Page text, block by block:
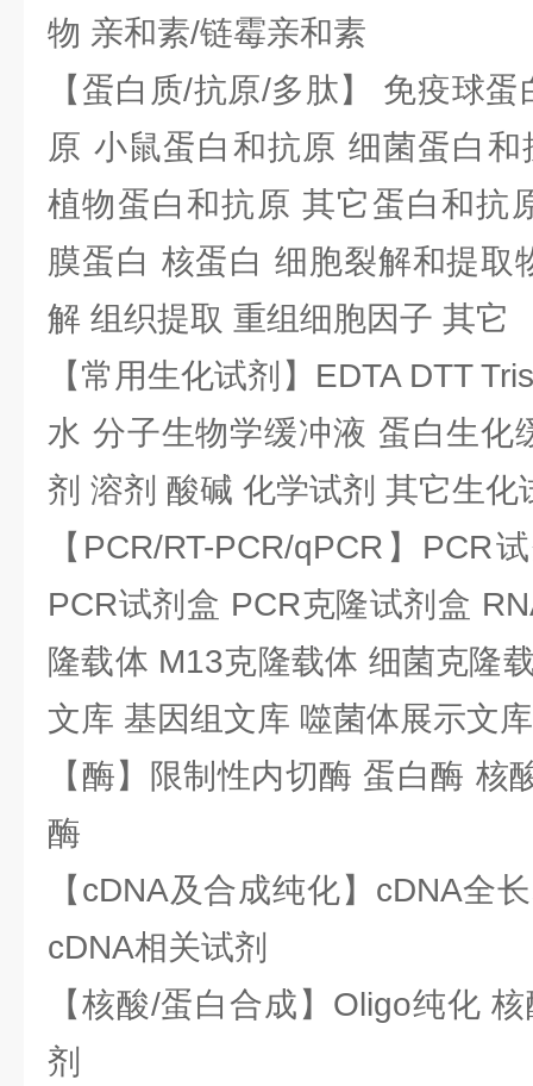
物 亲和素/链霉亲和素
【蛋白质/抗原/多肽】 免疫球
原 小鼠蛋白和抗原 细菌蛋白
植物蛋白和抗原 其它蛋白和抗
膜蛋白 核蛋白 细胞裂解和提取
解 组织提取 重组细胞因子 其它
【常用生化试剂】EDTA DTT
水 分子生物学缓冲液 蛋白生化
剂 溶剂 酸碱 化学试剂 其它生化
【PCR/RT-PCR/qPCR】PCR
PCR试剂盒 PCR克隆试剂盒
隆载体 M13克隆载体 细菌克隆
文库 基因组文库 噬菌体展示文库
【酶】限制性内切酶 蛋白酶 核
酶
【cDNA及合成纯化】cDNA全
cDNA相关试剂
【核酸/蛋白合成】Oligo纯化
剂